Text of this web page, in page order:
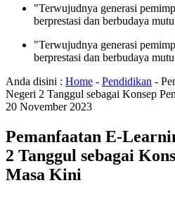
"Terwujudnya generasi
berprestasi dan berbudaya
"Terwujudnya generasi
berprestasi dan berbudaya
Anda disini : Home - Pendidikan -
Negeri 2 Tanggul sebagai Konsep
20 November 2023
Pemanfaatan E-
2 Tanggul sebagai
Masa Kini